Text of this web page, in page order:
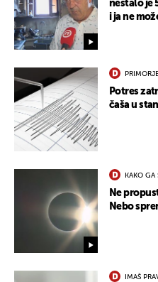
nestalo je
i ja ne
Potres
čaša u
KAKO GA
Ne
Nebo
IMAŠ
UKLJUČITE